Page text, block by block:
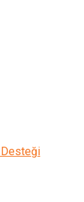
Desteği